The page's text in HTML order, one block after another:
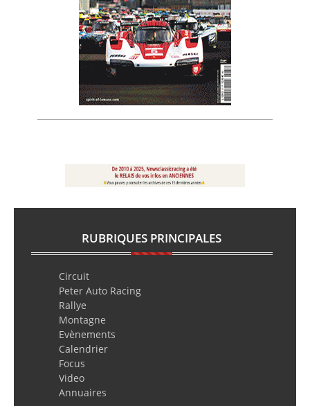
RUBRIQUES PRINCIPALES
Circuit
Peter Auto Racing
Rallye
Montagne
Evènements
Calendrier
Focus
Video
Annuaires